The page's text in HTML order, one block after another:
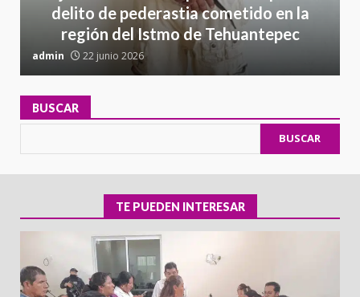
delito de pederastia cometido en la
región del Istmo de Tehuantepec
admin 22 junio 2026
BUSCAR
BUSCAR
TE PUEDEN INTERESAR